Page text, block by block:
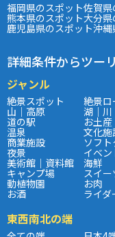
福岡県のスポット佐賀県
熊本県のスポット大分県
鹿児島県のスポット沖縄
詳細条件からツー
ジャンル
絶景スポット 絶景ロ
山｜高原 湖｜川
道の駅 お土産
温泉 文化施
商業施設 ソフ
夜景 イベ
美術館｜資料館 海鮮
キャンプ場 スイー
動植物園 お肉
お酒 ライダ
東西南北の端